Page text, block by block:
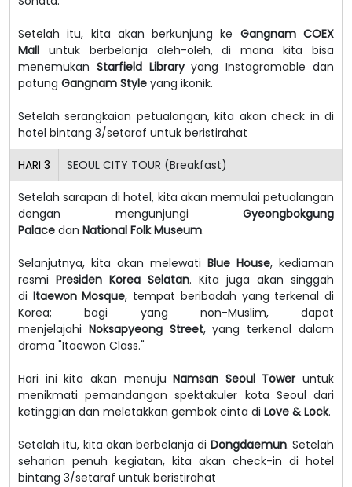
Setelah itu, kita akan berkunjung ke Gangnam COEX
Mall untuk berbelanja oleh-oleh, di mana kita bisa
menemukan Starfield Libraryyang Instagramable dan
patung Gangnam Style yang ikonik.
Setelah serangkaian petualangan, kita akan check in di
hotel bintang 3/setaraf untuk beristirahat
HARI 3 SEOUL CITY TOUR (Breakfast)
Setelah sarapan di hotel, kita akan memulai petualangan
dengan mengunjungi Gyeongbokgung
Palace dan National Folk Museum.
Selanjutnya, kita akan melewati Blue House, kediaman
resmi Presiden Korea Selatan. Kita juga akan singgah
di Itaewon Mosque, tempat beribadah yang terkenal di
Korea; bagi yang non-Muslim, dapat
menjelajahi Noksapyeong Street, yang terkenal dalam
drama "Itaewon Class."
Hari ini kita akan menujuNamsan Seoul Tower untuk
menikmati pemandangan spektakuler kota Seoul dari
ketinggian dan meletakkan gembok cinta di Love & Lock.
Setelah itu, kita akan berbelanja di Dongdaemun. Setelah
seharian penuh kegiatan, kita akan check-in di hotel
bintang 3/setaraf untuk beristirahat